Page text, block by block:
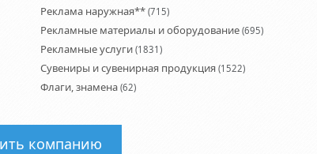
Реклама наружная** (715)
Рекламные материалы и оборудование (695)
Рекламные услуги (1831)
Сувениры и сувенирная продукция (1522)
Флаги, знамена (62)
компанию